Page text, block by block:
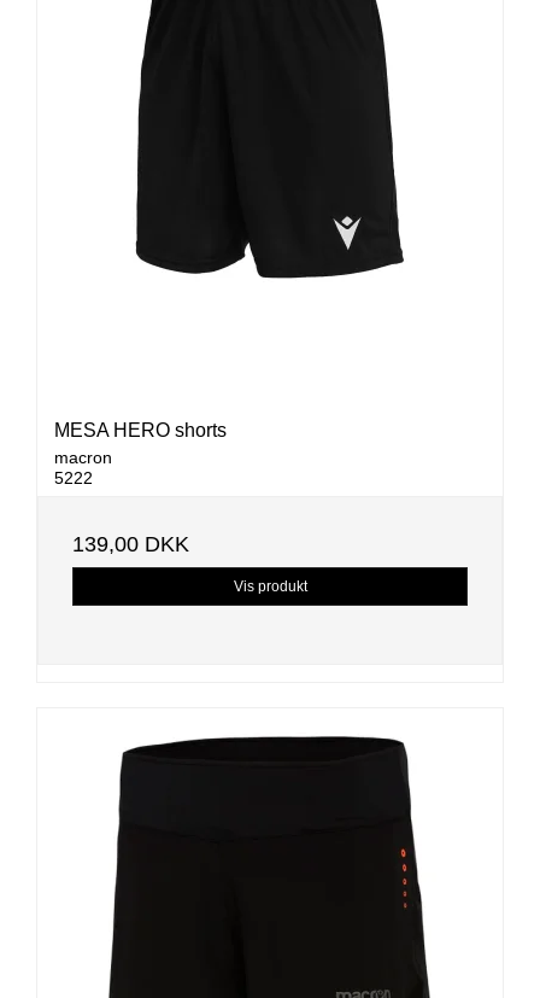
MESA HERO shorts
macron
5222
139,00 DKK
Vis produkt